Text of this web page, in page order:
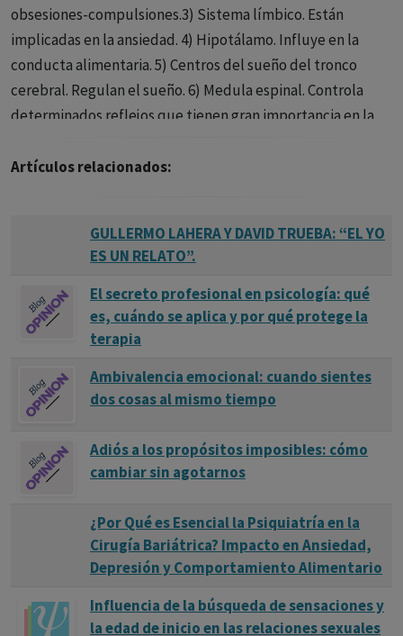
obsesiones-compulsiones.3) Sistema límbico. Están
implicadas en la ansiedad. 4) Hipotálamo. Influye en la
conducta alimentaria. 5) Centros del sueño del tronco
cerebral. Regulan el sueño. 6) Medula espinal. Controla
determinados reflejos que tienen gran importancia en la
cerebral. Interviene en el vómito. 8) Receptores periféricos
Artículos relacionados:
GULLERMO LAHERA Y DAVID TRUEBA: “EL YO
ES UN RELATO”.
El secreto profesional en psicología: qué
es, cuándo se aplica y por qué protege la
terapia
Ambivalencia emocional: cuando sientes
dos cosas al mismo tiempo
Adiós a los propósitos imposibles: cómo
cambiar sin agotarnos
¿Por Qué es Esencial la Psiquiatría en la
Cirugía Bariátrica? Impacto en Ansiedad,
Depresión y Comportamiento Alimentario
Influencia de la búsqueda de sensaciones y
la edad de inicio en las relaciones sexuales